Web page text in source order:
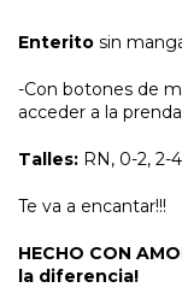
Enterito sin
-Con botones de
acceder a la
Talles: RN, 0-2, 2-
Te va a encantar!!!
HECHO CON
la diferencia!